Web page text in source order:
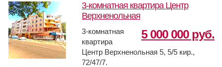
3-комнатная квартира Центр
Верхненольная
5 000 000 руб.
3-комнатная
квартира
Центр Верхненольная 5, 5/5 кир.,
72/47/7.